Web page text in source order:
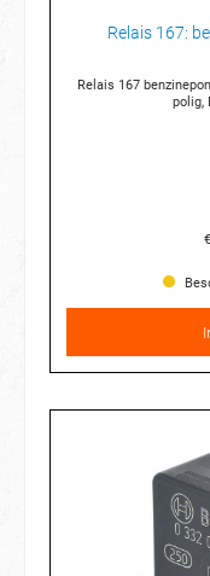
Relais 167:
Relais 167 benzinepomprelais
polig,